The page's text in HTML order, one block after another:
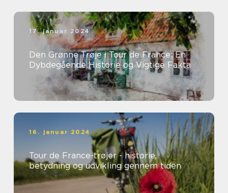
17. januar 2024
Den Grønne Trøje i Tour de France: En
Dybdegående Historie og Vigtige Fakta
16. januar 2024
Tour de France-trøjer - historie,
betydning og udvikling gennem tiden